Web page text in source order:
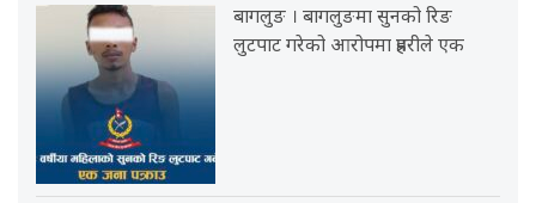
बागलुङ । बागलुङमा सुनको रिङ
लुटपाट गरेको आरोपमा प्रहरीले एक